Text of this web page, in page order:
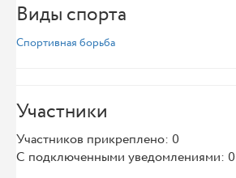
Виды спорта
Спортивная борьба
Участники
Участников прикреплено: 0
С подключенными уведомлениями: 0